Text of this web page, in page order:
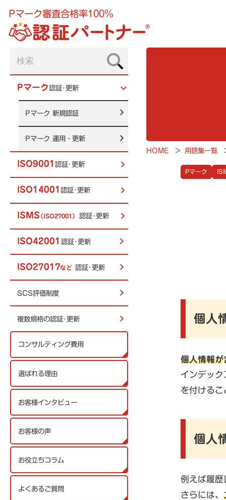
Pマーク審査合格率100%
Pマーク認証･更新
Pマーク 新規認証
Pマーク 運用・更新
ISO9001 認証･更新
ISO14001 認証･更新
ISMS（ISO27001） 認証･更新
ISO42001 認証･更新
ISO27017など 認証･更新
SCS評価制度
複数規格の認証･更新
コンサルティング費用
選ばれる理由
お客様インタビュー
お客様の声
お役立ちコラム
よくあるご質問
HOME > 用語集一覧
Pマーク
個人
個人情報が
インデッ
を付けるこ
個人
例えば履歴
さらには、